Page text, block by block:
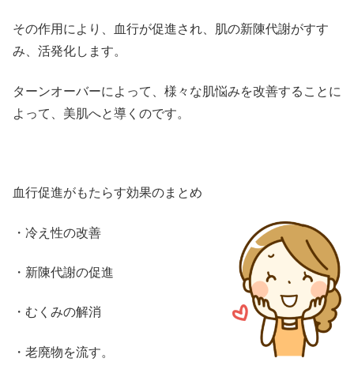
その作用により、血行が促進され、肌の新陳代謝がすす
み、活発化します。
ターンオーバーによって、様々な肌悩みを改善することに
よって、美肌へと導くのです。
血行促進がもたらす効果のまとめ
・冷え性の改善
・新陳代謝の促進
・むくみの解消
・老廃物を流す。